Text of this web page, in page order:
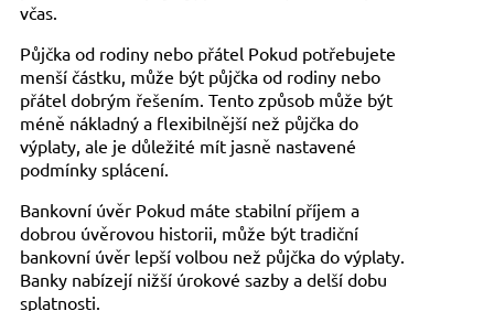
včas.
Půjčka od rodiny nebo přátel Pokud potřebujete
menší částku, může být půjčka od rodiny nebo
přátel dobrým řešením. Tento způsob může být
méně nákladný a flexibilnější než půjčka do
výplaty, ale je důležité mít jasně nastavené
podmínky splácení.
Bankovní úvěr Pokud máte stabilní příjem a
dobrou úvěrovou historii, může být tradiční
bankovní úvěr lepší volbou než půjčka do výplaty.
Banky nabízejí nižší úrokové sazby a delší dobu
splatnosti.